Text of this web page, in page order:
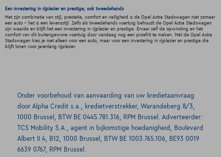
Een investering in rijplezier en prestige, ook tweedehands
Met zijn combinatie van stijl, prestatie, comfort en veiligheid is de Opel Astra Stadswagen niet zomaar
een auto - het is een levensstijl. Zelfs als tweedehands voertuig behoudt de Opel Astra Stadswagen
zijn waarde en blijft het een investering in rijplezier en prestige. Ervaar zelf de opwinding en het
comfort van dit buitengewone voertuig door vandaag nog een proefrit te maken. Met de Opel Astra
Stadswagen kies je niet alleen voor een auto, maar voor een investering in rijplezier en prestige die
blijft lonen voor jarenlang rijplezier.
Onder voorbehoud van aanvaarding van uw kredietaanvraag
door Alpha Credit s.a., kredietverstrekker, Warandeberg 8/3,
1000 Brussel, BTW BE 0445.781.316, RPM Brussel. Adverteerder:
TCS Mobility S.A., agent in bijkomstige hoedanigheid, Boulevard
Albert II 4, B12, 1000 Brussel, BTW BE 1003.765.106, BE93 0019
6639 0767, RPM Brussel.